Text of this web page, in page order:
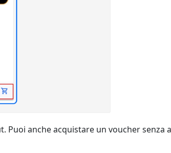
Puoi anche acquistare un voucher